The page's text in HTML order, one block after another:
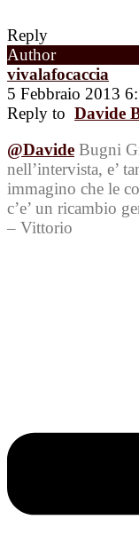
Reply
Author
vivalafocaccia
5 Febbraio 2013
Reply to Davide
@Davide Bugni
nell’intervista, e’
immagino che le
c’e’ un ricambio
– Vittorio